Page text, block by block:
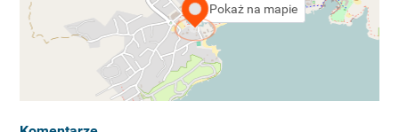
Pokaż na mapie